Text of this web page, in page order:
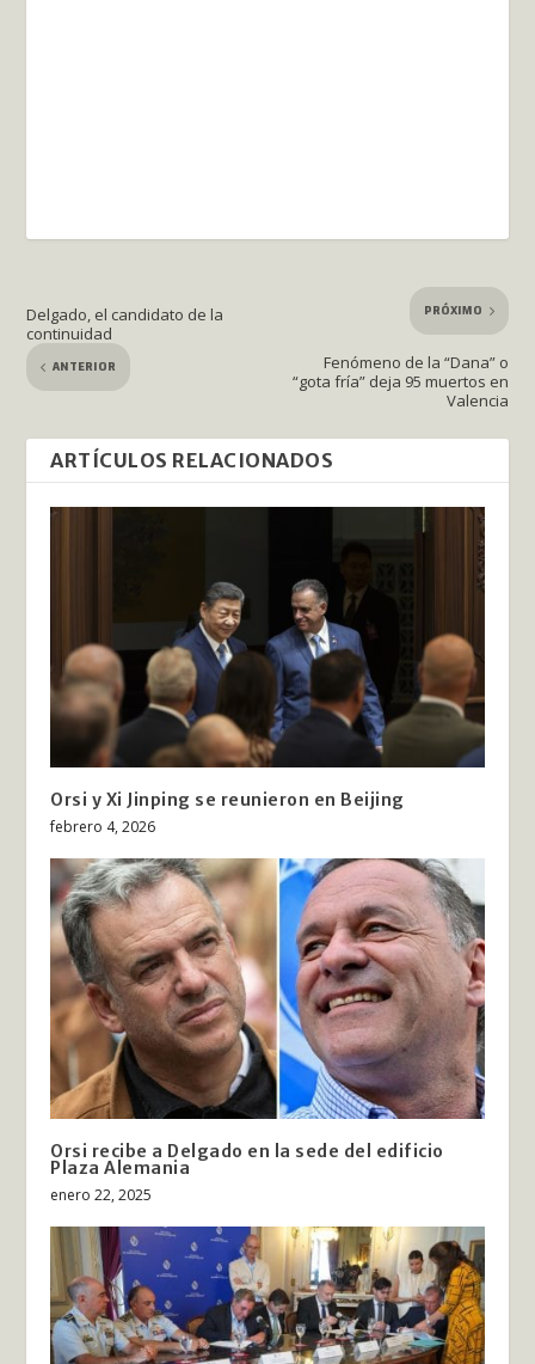
Delgado, el candidato de la
continuidad
ANTERIOR
PRÓXIMO
Fenómeno de la “Dana” o
“gota fría” deja 95 muertos en
Valencia
ARTÍCULOS RELACIONADOS
Orsi y Xi Jinping se reunieron en Beijing
febrero 4, 2026
Orsi recibe a Delgado en la sede del edificio
Plaza Alemania
enero 22, 2025